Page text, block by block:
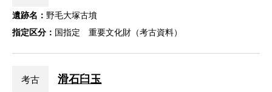
遺跡名： 野毛大塚古墳
指定区分： 国指定 重要文化財（考古資料）
考古 滑石臼玉